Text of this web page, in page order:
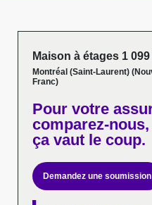
Maison à étages 1 099
Montréal (Saint-Laurent)
Franc)
Pour votre
comparez-nous,
ça vaut le coup.
Demandez une soumission